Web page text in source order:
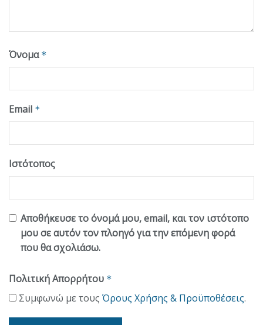
Όνομα *
Email *
Ιστότοπος
Αποθήκευσε το όνομά μου, email, και τον ιστότοπο
μου σε αυτόν τον πλοηγό για την επόμενη φορά
που θα σχολιάσω.
Πολιτική Απορρήτου *
Συμφωνώ με τους Όρους Χρήσης & Προϋποθέσεις.